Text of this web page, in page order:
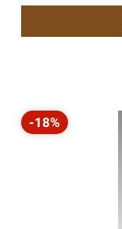
Rabatt
-18%